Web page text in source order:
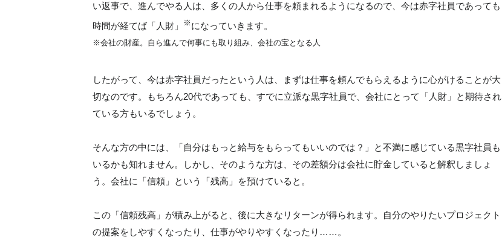
い返事で、進んでやる人は、多くの人から仕事を頼まれるようになるので、今は赤字社員であっても
時間が経てば「人財」
※ になっていきます。
※会社の財産。自ら進んで何事にも取り組み、会社の宝となる人
したがって、今は赤字社員だったという人は、まずは仕事を頼んでもらえるように心がけることが大
切なのです。もちろん20代であっても、すでに立派な黒字社員で、会社にとって「人財」と期待され
ている方もいるでしょう。
そんな方の中には、「自分はもっと給与をもらってもいいのでは？」と不満に感じている黒字社員も
いるかも知れません。しかし、そのような方は、その差額分は会社に貯金していると解釈しましょ
う。会社に「信頼」という「残高」を預けていると。
この「信頼残高」が積み上がると、後に大きなリターンが得られます。自分のやりたいプロジェクト
の提案をしやすくなったり、仕事がやりやすくなったり……。